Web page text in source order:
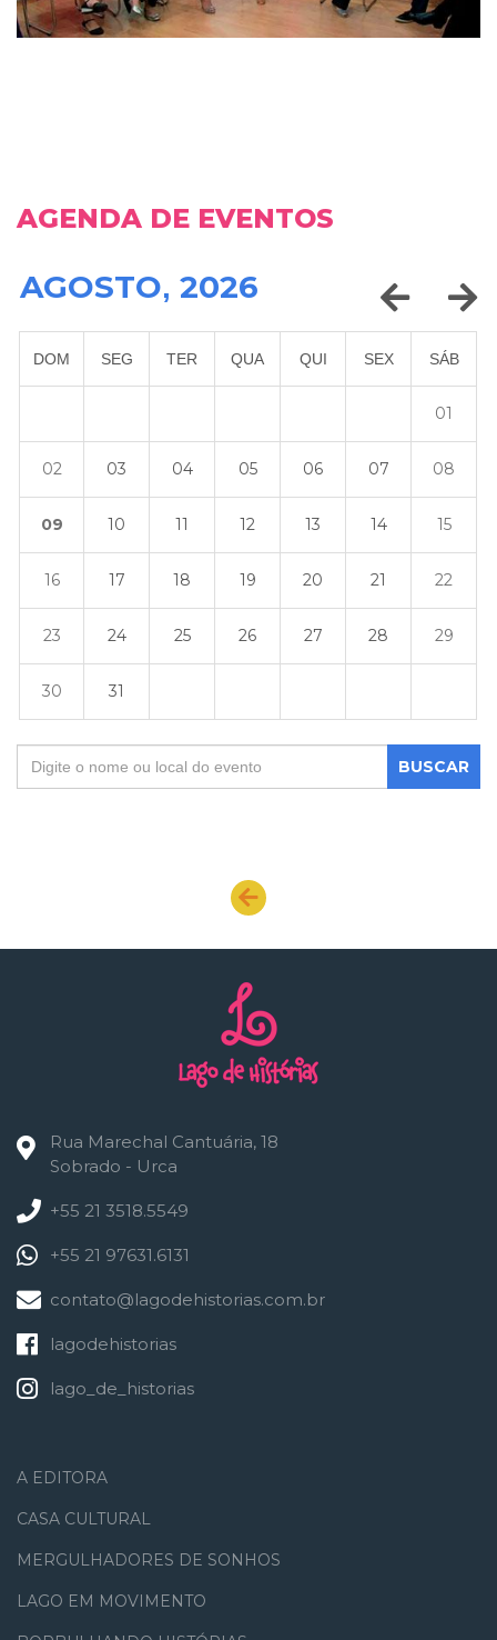
AGENDA DE EVENTOS
AGOSTO, 2026
DOM SEG TER QUA QUI SEX SÁB
01
02 03 04 05 06 07 08
09 10 11 12 13 14 15
16 17 18 19 20 21 22
23 24 25 26 27 28 29
30 31
BUSCAR
Rua Marechal Cantuária, 18
Sobrado - Urca
+55 21 3518.5549
+55 21 97631.6131
contato@lagodehistorias.com.br
lagodehistorias
lago_de_historias
A EDITORA
CASA CULTURAL
MERGULHADORES DE SONHOS
LAGO EM MOVIMENTO